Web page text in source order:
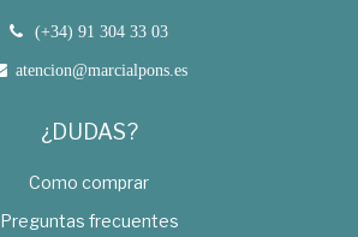
(+34) 91 304 33 03
atencion@marcialpons.es
¿DUDAS?
Como comprar
Preguntas frecuentes